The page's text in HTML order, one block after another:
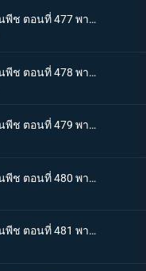
One piece วันพีช ตอนที่ 477 พากย์ไทย พลังที่ลดอายุขัย! ใช้เทนชั่นฮอร์โมนอีกครั้ง!
One piece วันพีช ตอนที่ 478 พากย์ไทย เพื่อคำสัญญา!! การปะทะของ ลูฟี่ กับ โคบี้
One piece วันพีช ตอนที่ 479 พากย์ไทย แท่นประหารอยู่แค่เอื้อม! ทางไปหาเอสเปิดออกแล้ว!!
One piece วันพีช ตอนที่ 480 พากย์ไทย บนเส้นทางที่แตกต่างกัน! ลูฟี่ ปะทะ การ์ป
One piece วันพีช ตอนที่ 481 พากย์ไทย ช่วยเอสสำเร็จ!!! คำสั่งสุดท้ายของหนวดขาว!